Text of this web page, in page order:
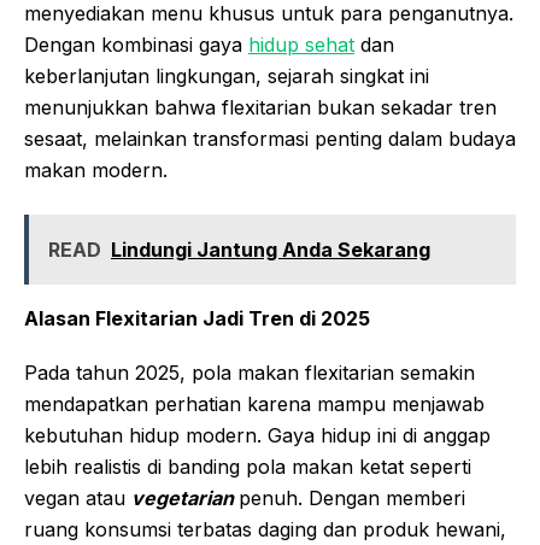
menyediakan menu khusus untuk para penganutnya.
Dengan kombinasi gaya hidup sehat dan
keberlanjutan lingkungan, sejarah singkat ini
menunjukkan bahwa flexitarian bukan sekadar tren
sesaat, melainkan transformasi penting dalam budaya
makan modern.
READ Lindungi Jantung Anda Sekarang
Alasan Flexitarian Jadi Tren di 2025
Pada tahun 2025, pola makan flexitarian semakin
mendapatkan perhatian karena mampu menjawab
kebutuhan hidup modern. Gaya hidup ini di anggap
lebih realistis di banding pola makan ketat seperti
vegan atau vegetarian penuh. Dengan memberi
ruang konsumsi terbatas daging dan produk hewani,